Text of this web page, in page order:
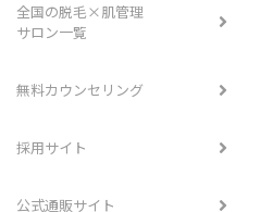
全国の脱毛×肌管理
サロン一覧
無料カウンセリング
採用サイト
公式通販サイト